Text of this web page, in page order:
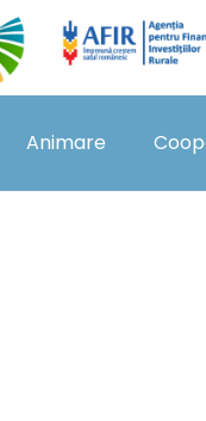
Animare